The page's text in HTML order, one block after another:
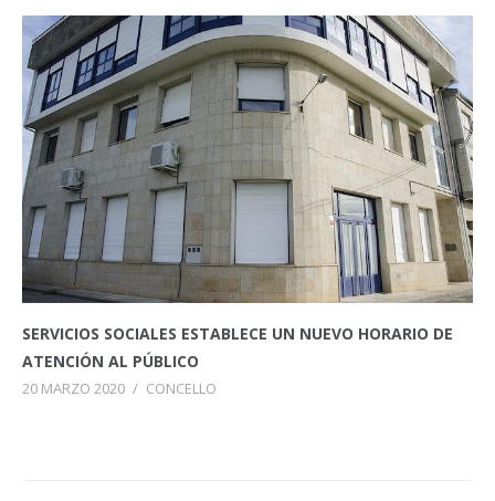
SERVICIOS SOCIALES ESTABLECE UN NUEVO HORARIO DE
ATENCIÓN AL PÚBLICO
20 MARZO 2020 / CONCELLO